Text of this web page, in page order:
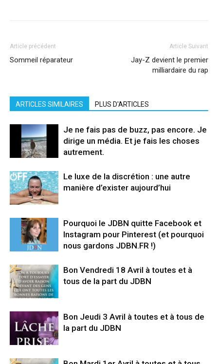
Article précédent
Sommeil réparateur
Article Suivant
Jay-Z devient le premier
milliardaire du rap
ARTICLES SIMILAIRES PLUS D'ARTICLES
Je ne fais pas de buzz, pas encore. Je
dirige un média. Et je fais les choses
autrement.
Le luxe de la discrétion : une autre
manière d’exister aujourd’hui
Pourquoi le JDBN quitte Facebook et
Instagram pour Pinterest (et pourquoi
nous gardons JDBN.FR !)
Bon Vendredi 18 Avril à toutes et à
tous de la part du JDBN
Bon Jeudi 3 Avril à toutes et à tous de
la part du JDBN